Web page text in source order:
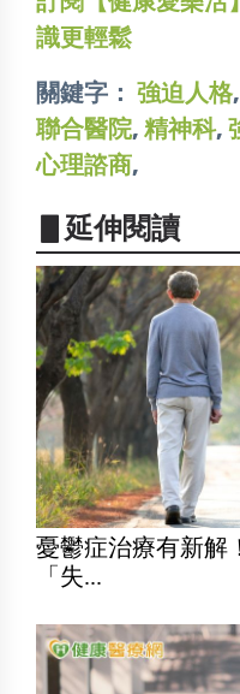
識更輕鬆
關鍵字： 強迫人格,
聯合醫院, 精神科,
心理諮商,
▋延伸閱讀
憂鬱症治療有新解
「失...